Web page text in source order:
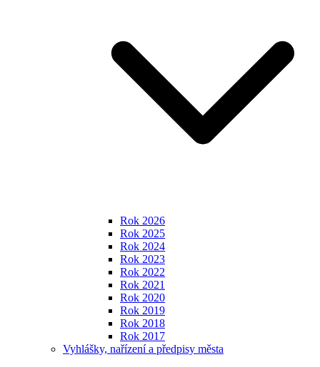
Rok 2026
Rok 2025
Rok 2024
Rok 2023
Rok 2022
Rok 2021
Rok 2020
Rok 2019
Rok 2018
Rok 2017
Vyhlášky, nařízení a předpisy města